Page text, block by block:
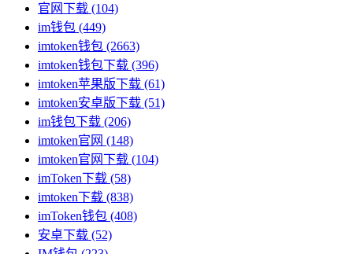
官网下载 (104)
im钱包 (449)
imtoken钱包 (2663)
imtoken钱包下载 (396)
imtoken苹果版下载 (61)
imtoken安卓版下载 (51)
im钱包下载 (206)
imtoken官网 (148)
imtoken官网下载 (104)
imToken下载 (58)
imtoken下载 (838)
imToken钱包 (408)
安卓下载 (52)